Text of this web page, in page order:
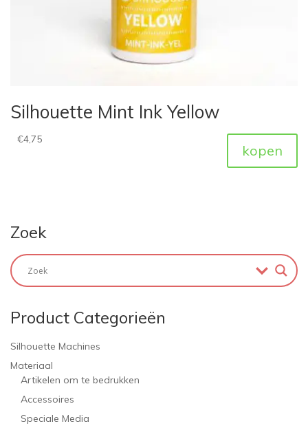
Silhouette Mint Ink Yellow
€4,75
kopen
Zoek
Product Categorieën
Silhouette Machines
Materiaal
Artikelen om te bedrukken
Accessoires
Speciale Media